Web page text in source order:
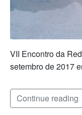
VII Encontro da
setembro de 2017
Continue reading